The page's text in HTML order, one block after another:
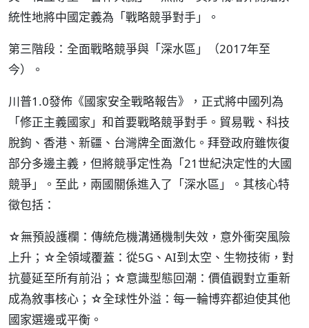
統性地將中國定義為「戰略競爭對手」。
第三階段：全面戰略競爭與「深水區」（2017年至
今）。
川普1.0發佈《國家安全戰略報告》，正式將中國列為
「修正主義國家」和首要戰略競爭對手。貿易戰、科技
脫鉤、香港、新疆、台灣牌全面激化。拜登政府雖恢復
部分多邊主義，但將競爭定性為「21世紀決定性的大國
競爭」。至此，兩國關係進入了「深水區」。其核心特
徵包括：
☆無預設護欄：傳統危機溝通機制失效，意外衝突風險
上升；☆全領域覆蓋：從5G、AI到太空、生物技術，對
抗蔓延至所有前沿；☆意識型態回潮：價值觀對立重新
成為敘事核心；☆全球性外溢：每一輪博弈都迫使其他
國家選邊或平衡。